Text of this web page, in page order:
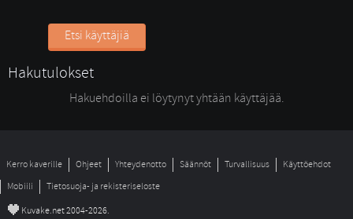
Etsi käyttäjiä
Hakutulokset
Hakuehdoilla ei löytynyt yhtään käyttäjää.
Kerro kaverille Ohjeet Yhteydenotto Säännöt Turvallisuus
Käyttöehdot
Mobiili
Tietosuoja- ja rekisteriseloste
© Kuvake.net 2004-2026.